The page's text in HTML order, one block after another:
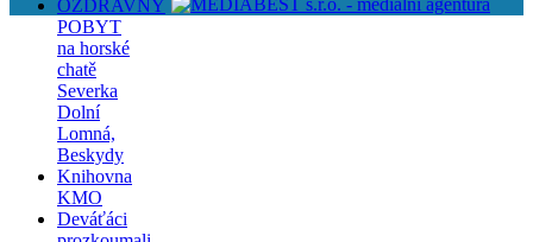
OZDRAVNÝ
POBYT
na horské
chatě
Severka
Dolní
Lomná,
Beskydy
Knihovna
KMO
Deváťáci